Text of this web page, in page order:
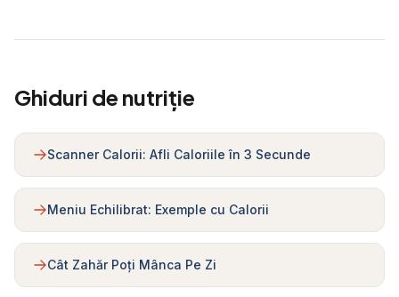
Ghiduri de nutriție
Scanner Calorii: Afli Caloriile în 3 Secunde
Meniu Echilibrat: Exemple cu Calorii
Cât Zahăr Poți Mânca Pe Zi